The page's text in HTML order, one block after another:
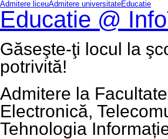
Admitere liceuAdmitere universitateEducatie
Educatie @
Găseşte-ţi locul la
potrivită!
Admitere la
Electronică,
Tehnologia